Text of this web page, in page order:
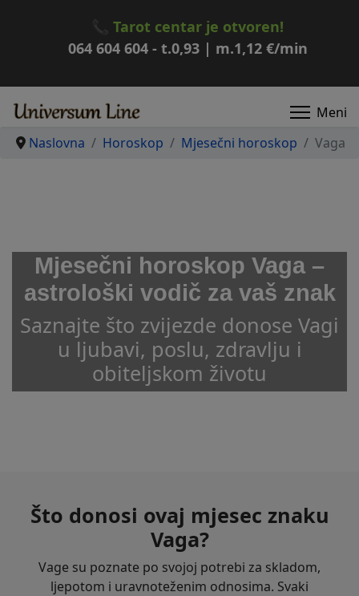
📞 Tarot centar je otvoren!
064 604 604- t.0,93| m.1,12€/min
Naslovna Horoskop Mjesečni horoskop Vaga
Mjesečni horoskop Vaga –
astrološki vodič za vaš znak
Saznajte što zvijezde donose Vagi
u ljubavi, poslu, zdravlju i
obiteljskom životu
Što donosi ovaj mjesec znaku
Vaga?
Vage su poznate po svojoj potrebi za skladom,
ljepotom i uravnoteženim odnosima. Svaki